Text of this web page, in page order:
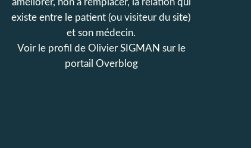
améliorer, non à remplacer, la relation qui
existe entre le patient (ou visiteur du site)
et son médecin.
Voir le profil de Olivier SIGMAN sur le
portail Overblog